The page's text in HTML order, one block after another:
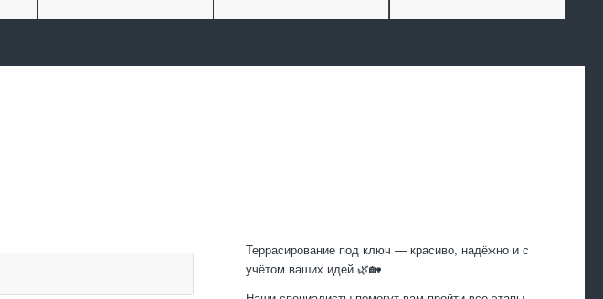
Террасирование под ключ — красиво, надёжно и с
учётом ваших идей 🌿🏡